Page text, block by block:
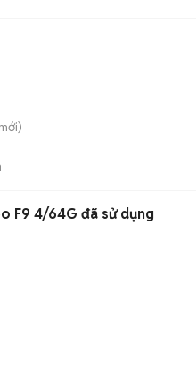
mới)
F9 4/64G đã sử dụng